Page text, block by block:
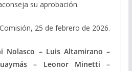
su aprobación.
25 de febrero de 2026.
Nolasco – Luis Altamirano –
– Leonor Minetti –